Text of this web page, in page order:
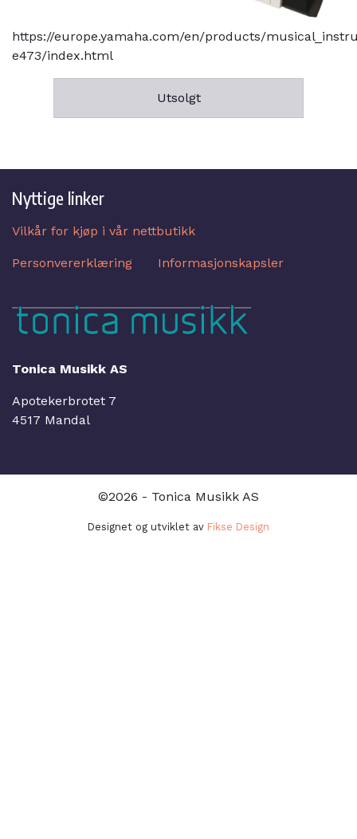
https://europe.yamaha.com/en/products/
e473/index.html
Utsolgt
Nyttige linker
Vilkår for kjøp i vår nettbutikk
Personvererklæring Informasjonskapsler
Tonica Musikk AS
Apotekerbrotet 7
4517 Mandal
©2026 - Tonica Musikk AS
Designet og utviklet av Fikse Design